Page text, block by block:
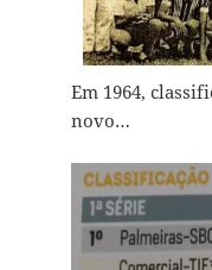
Em 1964,
novo…